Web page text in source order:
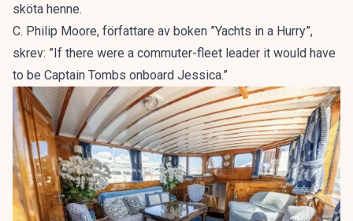
sköta henne.
C. Philip Moore, författare av boken ”Yachts in a Hurry”,
skrev: ”If there were a commuter-fleet leader it would have
to be Captain Tombs onboard Jessica.”